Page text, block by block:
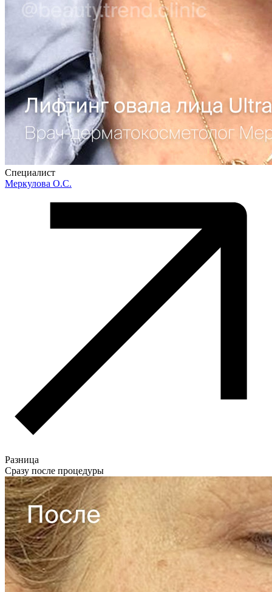
Специалист
Меркулова О.С.
Разница
Сразу после процедуры